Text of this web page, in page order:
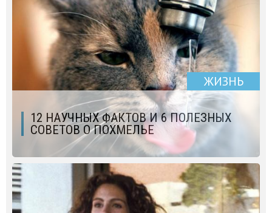
ЖИЗНЬ
12 НАУЧНЫХ ФАКТОВ И 6 ПОЛЕЗНЫХ
СОВЕТОВ О ПОХМЕЛЬЕ